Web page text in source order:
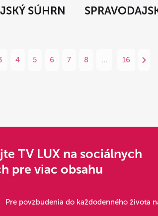
SÚHRN
4 5 6 7 8 ... 16
TV LUX na sociálnych
pre viac obsahu
Pre povzbudenia do každodenného života